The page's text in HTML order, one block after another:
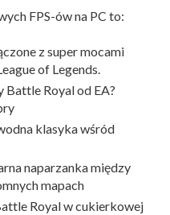
FPS-ów na PC to:
z super mocami
of Legends.
Battle Royal od EA?
klasyka wśród
naparzanka między
mapach
Royal w cukierkowej